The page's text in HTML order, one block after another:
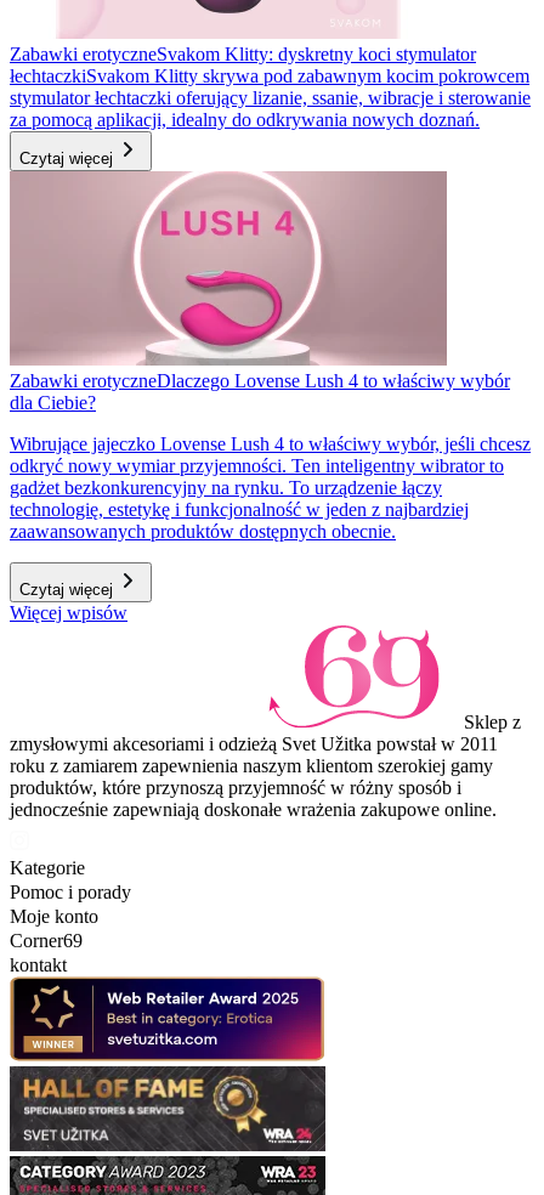
Zabawki erotyczneSvakom Klitty: dyskretny koci stymulator
łechtaczkiSvakom Klitty skrywa pod zabawnym kocim pokrowcem
stymulator łechtaczki oferujący lizanie, ssanie, wibracje i sterowanie
za pomocą aplikacji, idealny do odkrywania nowych doznań.
Czytaj więcej
Zabawki erotyczneDlaczego Lovense Lush 4 to właściwy wybór
dla Ciebie?
Wibrujące jajeczko Lovense Lush 4 to właściwy wybór, jeśli chcesz
odkryć nowy wymiar przyjemności. Ten inteligentny wibrator to
gadżet bezkonkurencyjny na rynku. To urządzenie łączy
technologię, estetykę i funkcjonalność w jeden z najbardziej
zaawansowanych produktów dostępnych obecnie.
Czytaj więcej
Więcej wpisów
Sklep z
zmysłowymi akcesoriami i odzieżą Svet Užitka powstał w 2011
roku z zamiarem zapewnienia naszym klientom szerokiej gamy
produktów, które przynoszą przyjemność w różny sposób i
jednocześnie zapewniają doskonałe wrażenia zakupowe online.
Kategorie
Pomoc i porady
Moje konto
Corner69
kontakt